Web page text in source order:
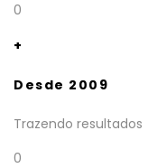
0
+
Desde 2009
Trazendo resultados
0